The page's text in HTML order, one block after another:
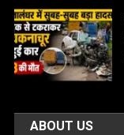
ABOUT US